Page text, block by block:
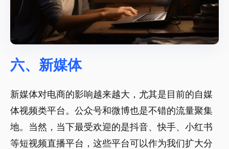
六、新媒体
新媒体对电商的影响越来越大，尤其是目前的自媒
体视频类平台。公众号和微博也是不错的流量聚集
地。当然，当下最受欢迎的是抖音、快手、小红书
等短视频直播平台，这些平台可以作为我们扩大分